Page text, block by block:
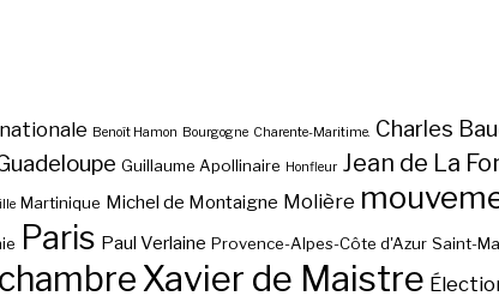
Benoît Hamon Bourgogne Charente-Maritime. Charles
Guillaume Apollinaire Honfleur Jean de La
Martinique Michel de Montaigne Molière
Paris Paul Verlaine Provence-Alpes-Côte d'Azur Saint-
Xavier de Maistre